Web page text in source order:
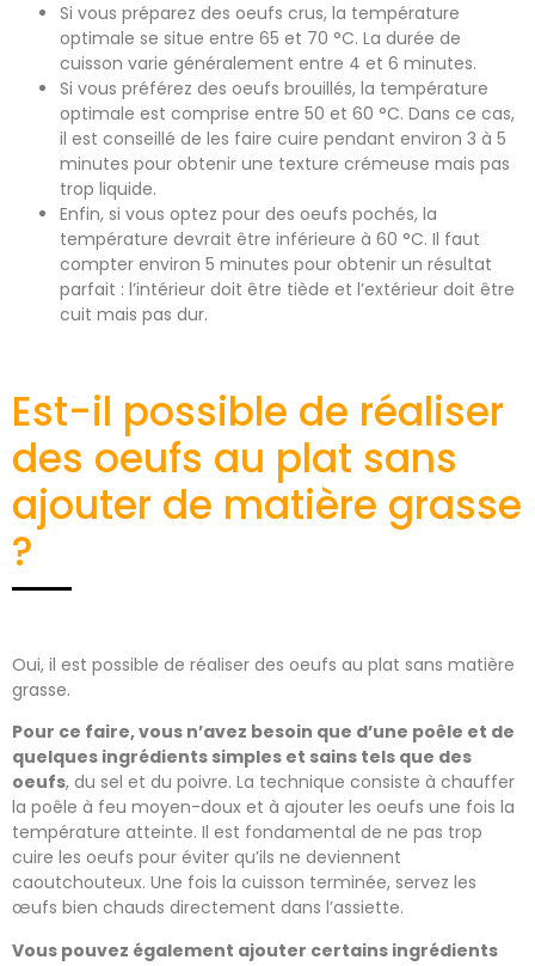
Si vous préparez des oeufs crus, la température
optimale se situe entre 65 et 70 °C. La durée de
cuisson varie généralement entre 4 et 6 minutes.
Si vous préférez des oeufs brouillés, la température
optimale est comprise entre 50 et 60 °C. Dans ce cas,
il est conseillé de les faire cuire pendant environ 3 à 5
minutes pour obtenir une texture crémeuse mais pas
trop liquide.
Enfin, si vous optez pour des oeufs pochés, la
température devrait être inférieure à 60 °C. Il faut
compter environ 5 minutes pour obtenir un résultat
parfait : l’intérieur doit être tiède et l’extérieur doit être
cuit mais pas dur.
Est-il possible de réaliser
des oeufs au plat sans
ajouter de matière grasse
?
Oui, il est possible de réaliser des oeufs au plat sans matière
grasse.
Pour ce faire, vous n’avez besoin que d’une poêle et de
quelques ingrédients simples et sains tels que des
oeufs, du sel et du poivre. La technique consiste à chauffer
la poêle à feu moyen-doux et à ajouter les oeufs une fois la
température atteinte. Il est fondamental de ne pas trop
cuire les oeufs pour éviter qu’ils ne deviennent
caoutchouteux. Une fois la cuisson terminée, servez les
œufs bien chauds directement dans l’assiette.
Vous pouvez également ajouter certains ingrédients